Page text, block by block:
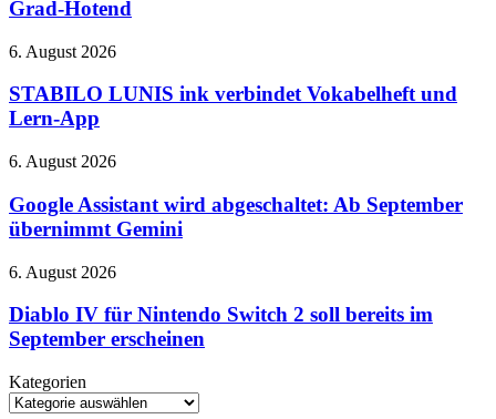
–
Netflix
beheiztem
und
Grad-
Hotend
Grad-Hotend
STABILO
ink
verbindet
Vokabelheft
Lern-
6. August 2026
STABILO LUNIS ink verbindet Vokabelheft und
Lern-App
Google
wird
abgeschaltet:
Ab
übernimmt
6. August 2026
Google Assistant wird abgeschaltet: Ab September
übernimmt Gemini
Diablo
für
Nintendo
Switch
soll
bereits
6. August 2026
Diablo IV für Nintendo Switch 2 soll bereits im
September erscheinen
Kategorien
Kategorien